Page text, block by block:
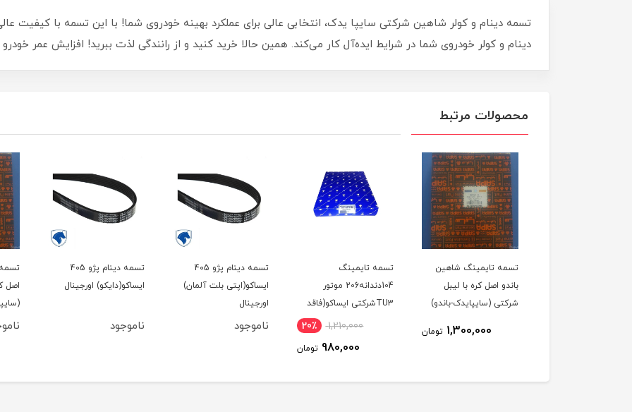
تسمه دینام و کولر شاهین شرکتی سایپا یدک، انتخابی عالی برای عملکرد بهینه خودروی شما! با این تسمه‌ با کیفیت
دینام و کولر خودروی شما در شرایط ایده‌آل کار می‌کند. همین حالا خرید کنید و از رانندگی لذت ببرید! افزایش عمر
محصولات مرتبط
تسمه تایمینگ شاهین
باندو اصل کره با لیبل
شرکتی (سایپایدک-باندو)
1,300,000 تومان
تسمه تایمینگ
104دندانه206 موتور
TU3شرکتی ایساکو(فاقد
1,210,000 20٪
980,000 تومان
تسمه دینام پژو 405
ایساکو(اپتی بلت آلمان)
اورجینال
ناموجود
تسمه دینام پژو 405
ایساکو(دایکو) اورجینال
ناموجود
تسمه
اصل